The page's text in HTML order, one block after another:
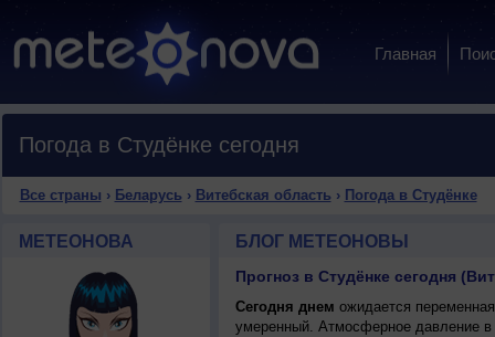
Главная
Погода в Студёнке сегодня
Все страны › Беларусь › Витебская область › Погода в Студёнке
МЕТЕОНОВА БЛОГ МЕТЕОНОВЫ
Прогноз в Студёнке сегодня
Сегодня днем ожидается
умеренный. Атмосферное давление